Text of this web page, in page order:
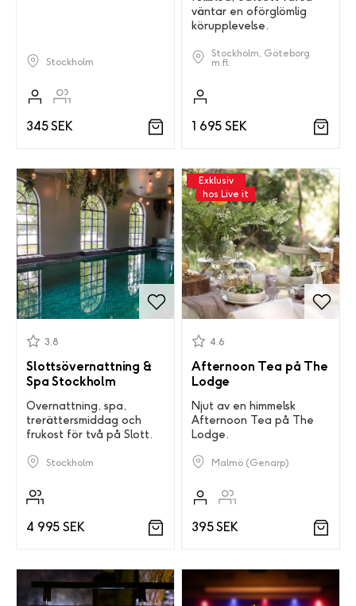
Stockholm
345 SEK
väntar en oförglömlig
körupplevelse.
Stockholm, Göteborg
m.fl.
1 695 SEK
Slottsövernattning &
Spa Stockholm
3.8
Övernattning, spa,
trerättersmiddag och
frukost för två på Slott.
Stockholm
4 995 SEK
Exklusiv
hos Live it
Afternoon Tea på The
Lodge
4.6
Njut av en himmelsk
Afternoon Tea på The
Lodge.
Malmö (Genarp)
395 SEK